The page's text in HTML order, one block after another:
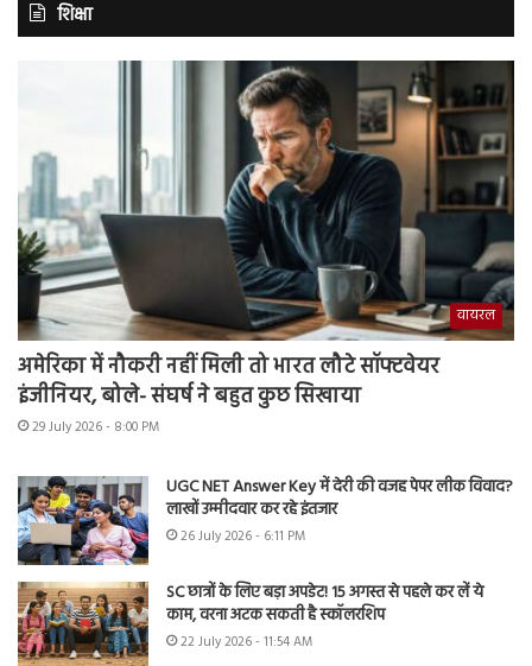
शिक्षा
वायरल
अमेरिका में नौकरी नहीं मिली तो भारत लौटे सॉफ्टवेयर
इंजीनियर, बोले- संघर्ष ने बहुत कुछ सिखाया
29 July 2026 - 8:00 PM
UGC NET Answer Key में देरी की वजह पेपर लीक विवाद?
लाखों उम्मीदवार कर रहे इंतजार
26 July 2026 - 6:11 PM
SC छात्रों के लिए बड़ा अपडेट! 15 अगस्त से पहले कर लें ये
काम, वरना अटक सकती है स्कॉलरशिप
22 July 2026 - 11:54 AM